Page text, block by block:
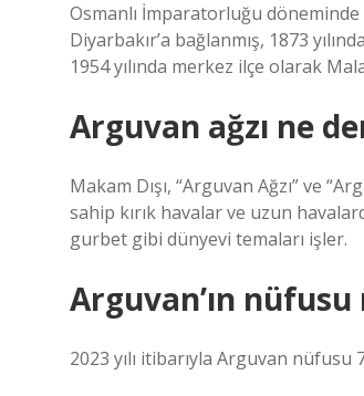
Osmanlı İmparatorluğu döneminde
Diyarbakır’a bağlanmış, 1873
1954 yılında merkez ilçe olarak
Arguvan ağzı ne
Makam Dışı, “Arguvan Ağzı” ve
sahip kırık havalar ve uzun
gurbet gibi dünyevi temaları işler.
Arguvan’ın
2023 yılı itibarıyla Arguvan nüfusu